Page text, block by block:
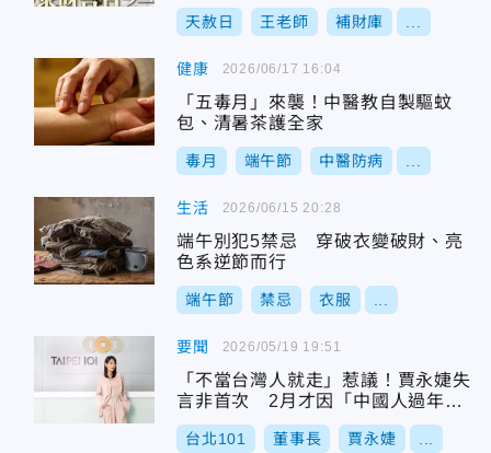
天赦日 王老師 補財庫
健康
「五毒月」來襲！中醫教自製驅蚊
包、清暑茶護全家
毒月 端午節 中醫防病
2026/06/17 16:04
生活
端午別犯5禁忌 穿破衣變破財、亮
色系逆節而行
端午節 禁忌 衣服
2026/06/15 20:28
要聞
「不當台灣人就走」惹議！賈永婕失
言非首次 2月才因「中國人過年」
被炎上
台北101 董事長 賈永婕
2026/05/19 19:51